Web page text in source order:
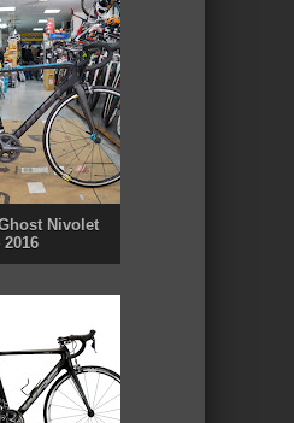
Nivolet
2016